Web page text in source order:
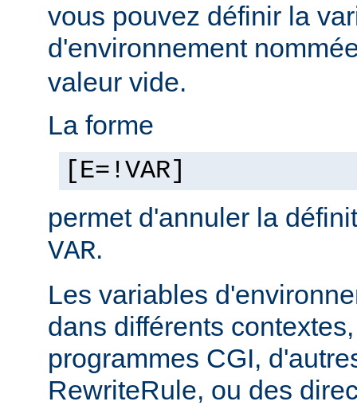
vous pouvez définir la
d'environnement
valeur vide.
La forme
[E=!VAR]
permet d'annuler la
VAR.
Les variables
dans différents
programmes CGI,
RewriteRule, ou des